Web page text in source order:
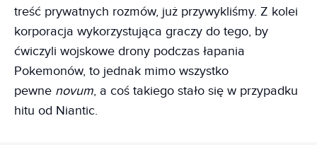
treść prywatnych rozmów, już przywykliśmy. Z kolei
korporacja wykorzystująca graczy do tego, by
ćwiczyli wojskowe drony podczas łapania
Pokemonów, to jednak mimo wszystko
pewne novum, a coś takiego stało się w przypadku
hitu od Niantic.